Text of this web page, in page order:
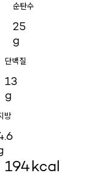
순탄수
25
g
단백질
13
g
방
194kcal